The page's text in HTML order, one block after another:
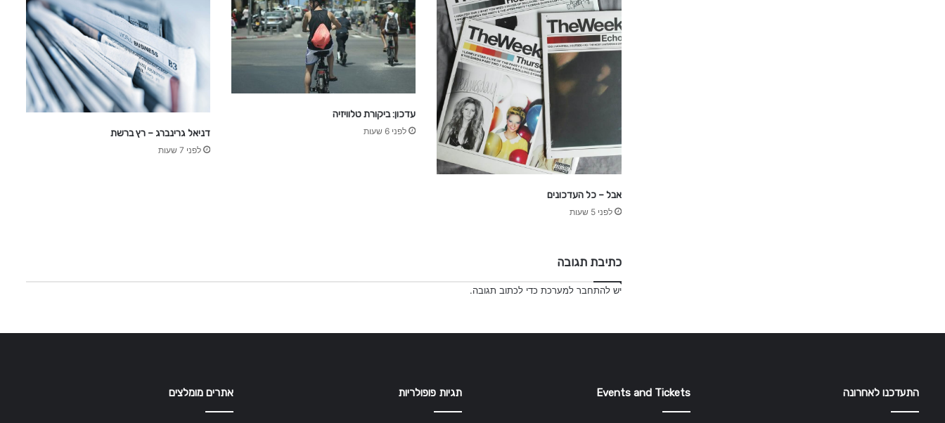
ת
ת
אבל – כל העדכונים
לפני 5 שעות
עדכון: ביקורת טלוויזיה
לפני 6 שעות דניאל גרינברג – רץ ברשת
לפני 7 שעות
כתיבת תגובה
ישלהתחבר למערכת כדי לכתוב תגובה.
התעדכנו לאחרונה Events and Tickets תגיות פופולריות אתרים מומלצים